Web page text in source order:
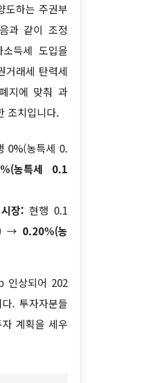
도하는 주권부
과 같이 조정
득세 도입을
거래세 탄력세
지에 맞춰 과
조치입니다.
0%(농특세 0.
농특세 0.1
장: 현행 0.1
) → 0.20%(농
인상되어 202
. 투자자분들
계획을 세우